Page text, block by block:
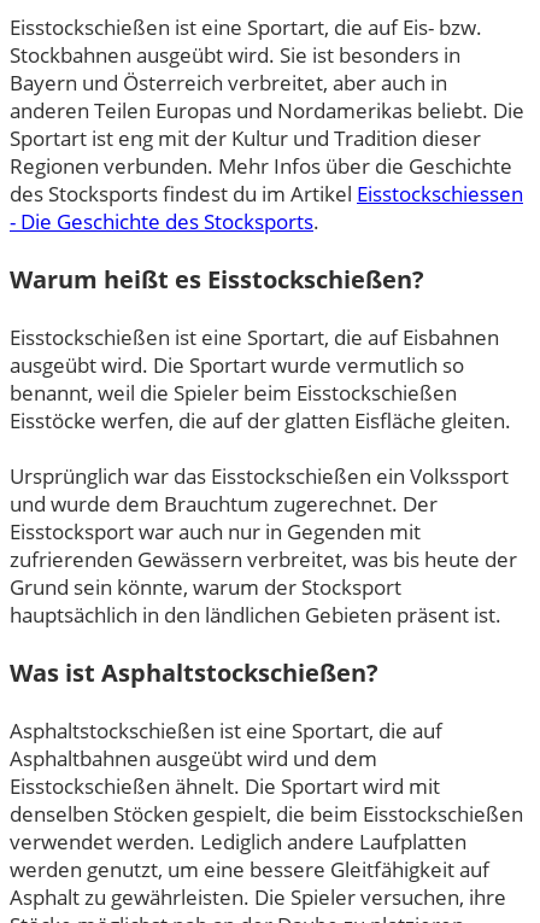
Eisstockschießen ist eine Sportart, die auf Eis- bzw.
Stockbahnen ausgeübt wird. Sie ist besonders in
Bayern und Österreich verbreitet, aber auch in
anderen Teilen Europas und Nordamerikas beliebt. Die
Sportart ist eng mit der Kultur und Tradition dieser
Regionen verbunden. Mehr Infos über die Geschichte
des Stocksports findest du im Artikel Eisstockschiessen
- Die Geschichte des Stocksports.
Warum heißt es Eisstockschießen?
Eisstockschießen ist eine Sportart, die auf Eisbahnen
ausgeübt wird. Die Sportart wurde vermutlich so
benannt, weil die Spieler beim Eisstockschießen
Eisstöcke werfen, die auf der glatten Eisfläche gleiten.
Ursprünglich war das Eisstockschießen ein Volkssport
und wurde dem Brauchtum zugerechnet. Der
Eisstocksport war auch nur in Gegenden mit
zufrierenden Gewässern verbreitet, was bis heute der
Grund sein könnte, warum der Stocksport
hauptsächlich in den ländlichen Gebieten präsent ist.
Was ist Asphaltstockschießen?
Asphaltstockschießen ist eine Sportart, die auf
Asphaltbahnen ausgeübt wird und dem
Eisstockschießen ähnelt. Die Sportart wird mit
denselben Stöcken gespielt, die beim Eisstockschießen
verwendet werden. Lediglich andere Laufplatten
werden genutzt, um eine bessere Gleitfähigkeit auf
Asphalt zu gewährleisten. Die Spieler versuchen, ihre